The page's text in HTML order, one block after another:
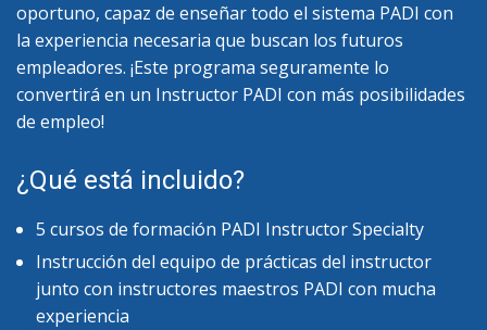
oportuno, capaz de enseñar todo el sistema PADI con
la experiencia necesaria que buscan los futuros
empleadores. ¡Este programa seguramente lo
convertirá en un Instructor PADI con más posibilidades
de empleo!
¿Qué está incluido?
5 cursos de formación PADI Instructor Specialty
Instrucción del equipo de prácticas del instructor
junto con instructores maestros PADI con mucha
experiencia